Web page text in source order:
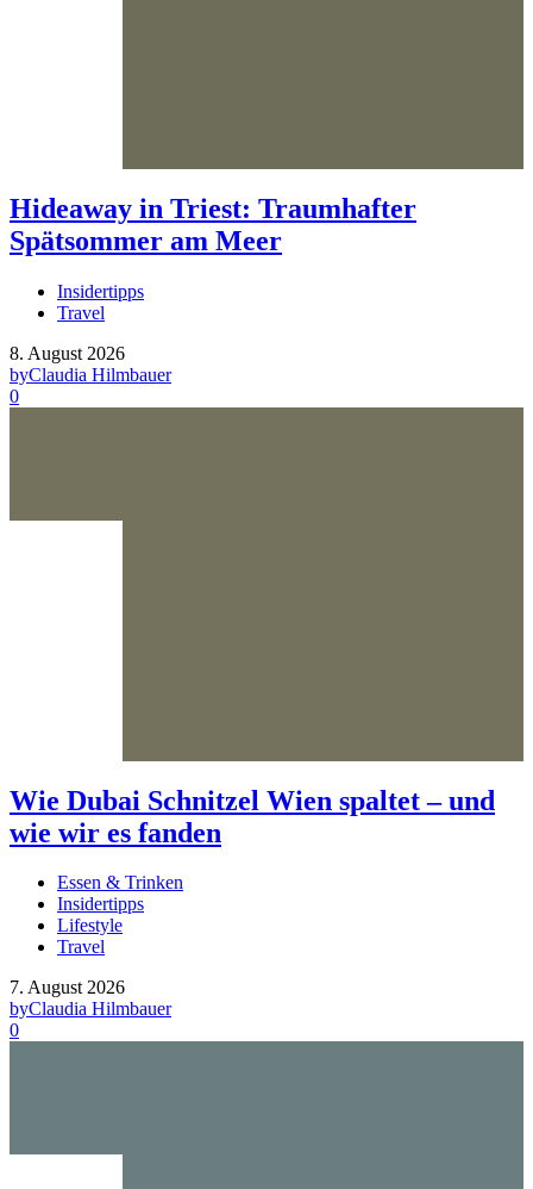
Hideaway in Triest: Traumhafter
Spätsommer am Meer
Insidertipps
Travel
8. August 2026
byClaudia Hilmbauer
0
Wie Dubai Schnitzel Wien spaltet – und
wie wir es fanden
Essen & Trinken
Insidertipps
Lifestyle
Travel
7. August 2026
byClaudia Hilmbauer
0